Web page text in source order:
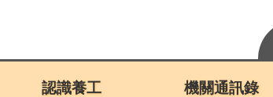
認識養工 機關通訊錄